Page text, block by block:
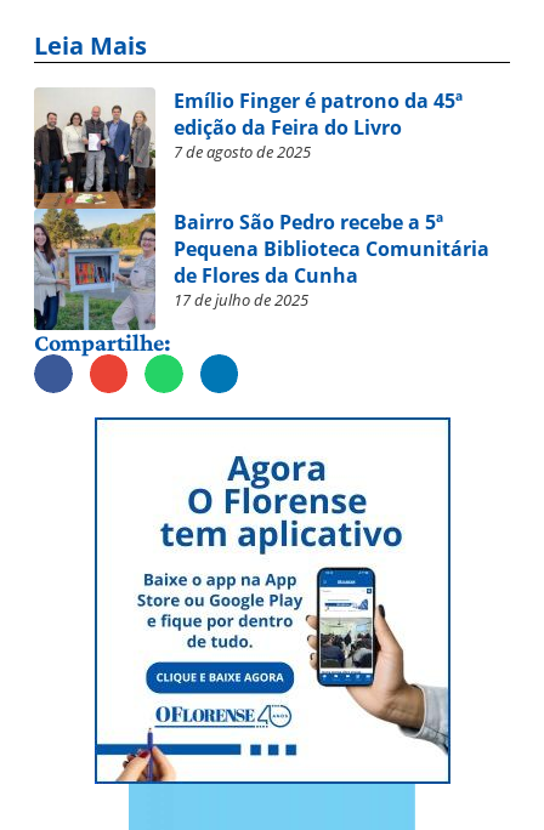
Leia Mais
Emílio Finger é patrono da 45ª
edição da Feira do Livro
7 de agosto de 2025
Bairro São Pedro recebe a 5ª
Pequena Biblioteca Comunitária
de Flores da Cunha
17 de julho de 2025
Compartilhe: